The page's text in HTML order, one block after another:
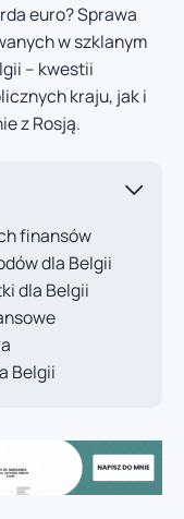
euro? Sprawa
w szklanym
– kwestii
kraju, jak i
z Rosją.
finansów
dla Belgii
dla Belgii
Belgii